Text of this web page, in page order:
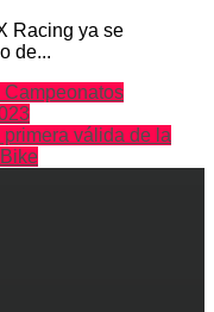
Racing ya se
de...
válida de la